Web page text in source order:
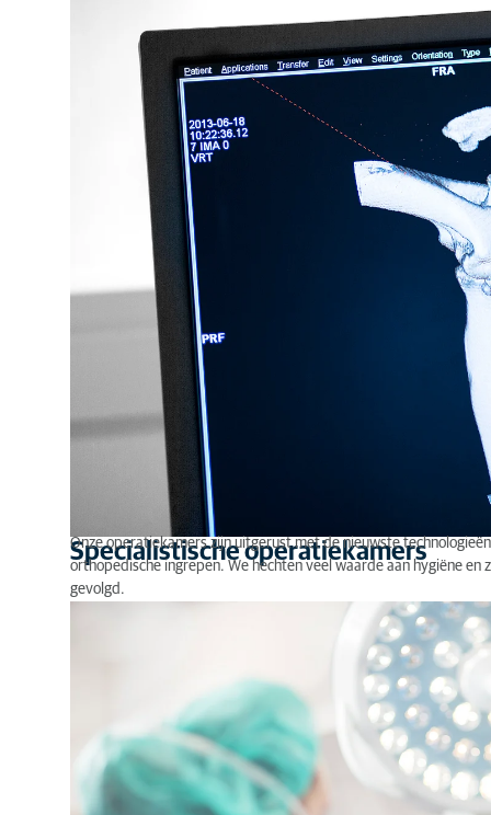
Specialistische operatiekamers
Onze operatiekamers zijn uitgerust met de nieuwste
orthopedische ingrepen. We hechten veel waarde aan hygiëne
gevolgd.